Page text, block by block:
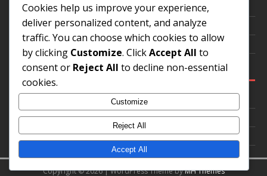
Evästeasetukset
Ota yhteyttä
Yksityisyytesi
KATEGORIAT
Mielentila
Pitch-valinta
Copyright © 2026 | WordPress Theme byMH Themes
Cookies help us improve your experience,
deliver personalized content, and analyze
traffic. You can choose which cookies to allow
by clicking Customize. ClickAccept All to
consent or Reject All to decline non-essential
cookies.
Customize
Reject All
Accept All